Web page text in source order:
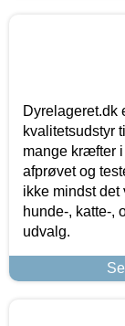
Dyrelageret.dk
kvalitetsudstyr
mange kræfter
afprøvet og
ikke mindst det
hunde-, katte-,
udvalg.